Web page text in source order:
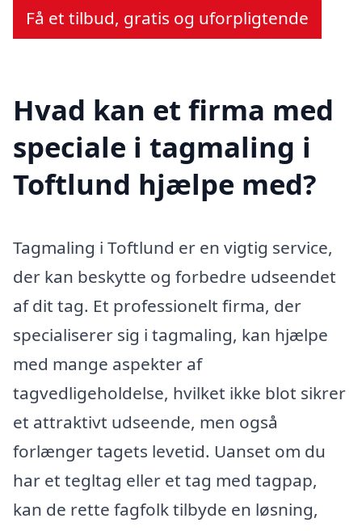
Få et tilbud, gratis og uforpligtende
Hvad kan et firma med
speciale i tagmaling i
Toftlund hjælpe med?
Tagmaling i Toftlund er en vigtig service,
der kan beskytte og forbedre udseendet
af dit tag. Et professionelt firma, der
specialiserer sig i tagmaling, kan hjælpe
med mange aspekter af
tagvedligeholdelse, hvilket ikke blot sikrer
et attraktivt udseende, men også
forlænger tagets levetid. Uanset om du
har et tegltag eller et tag med tagpap,
kan de rette fagfolk tilbyde en løsning,